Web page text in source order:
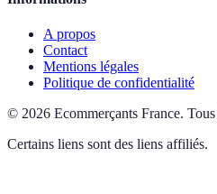
A propos
Contact
Mentions légales
Politique de confidentialité
© 2026 Ecommerçants France.
Certains liens sont des liens affiliés.